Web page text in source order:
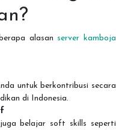
alasan server kamboja
untuk berkontribusi secara
di Indonesia.
juga belajar soft skills seperti